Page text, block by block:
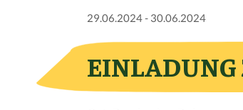
29.06.2024 - 30.06.2024
EINLADUNG